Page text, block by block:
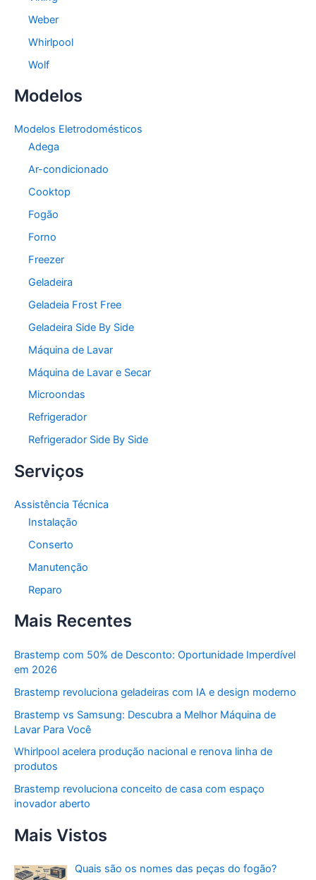
Weber
Whirlpool
Wolf
Modelos
Modelos Eletrodomésticos
Adega
Ar-condicionado
Cooktop
Fogão
Forno
Freezer
Geladeira
Geladeia Frost Free
Geladeira Side By Side
Máquina de Lavar
Máquina de Lavar e Secar
Microondas
Refrigerador
Refrigerador Side By Side
Serviços
Assistência Técnica
Instalação
Conserto
Manutenção
Reparo
Mais Recentes
Brastemp com 50% de Desconto: Oportunidade Imperdível
em 2026
Brastemp revoluciona geladeiras com IA e design moderno
Brastemp vs Samsung: Descubra a Melhor Máquina de
Lavar Para Você
Whirlpool acelera produção nacional e renova linha de
produtos
Brastemp revoluciona conceito de casa com espaço
inovador aberto
Mais Vistos
Quais são os nomes das peças do fogão?